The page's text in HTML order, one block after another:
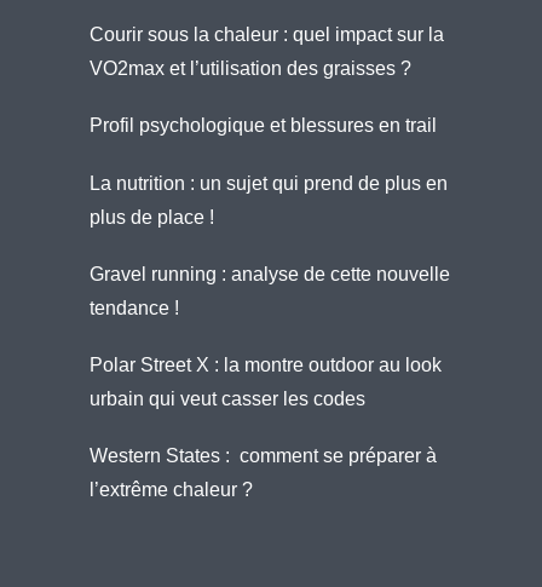
Courir sous la chaleur : quel impact sur la
VO2max et l’utilisation des graisses ?
Profil psychologique et blessures en trail
La nutrition : un sujet qui prend de plus en
plus de place !
Gravel running : analyse de cette nouvelle
tendance !
Polar Street X : la montre outdoor au look
urbain qui veut casser les codes
Western States : comment se préparer à
l’extrême chaleur ?